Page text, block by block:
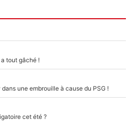
tout gâché !
une embrouille à cause du PSG !
cet été ?